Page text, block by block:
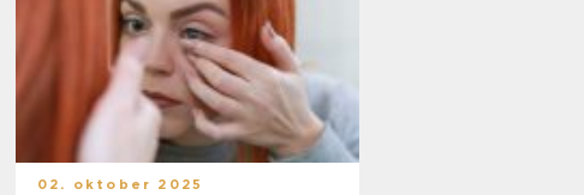
02. oktober 2025